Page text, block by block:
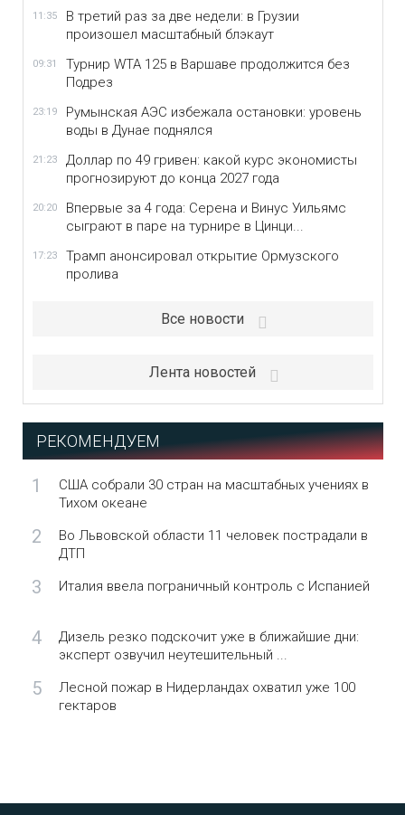
11:35
В третий раз за две недели: в Грузии
произошел масштабный блэкаут
09:31
Турнир WTA 125 в Варшаве продолжится без
Подрез
23:19
Румынская АЭС избежала остановки: уровень
воды в Дунае поднялся
21:23
Доллар по 49 гривен: какой курс экономисты
прогнозируют до конца 2027 года
20:20
Впервые за 4 года: Серена и Винус Уильямс
сыграют в паре на турнире в Цинци...
17:23
Трамп анонсировал открытие Ормузского
пролива
Все новости
Лента новостей
РЕКОМЕНДУЕМ
1
США собрали 30 стран на масштабных учениях в
Тихом океане
2
Во Львовской области 11 человек пострадали в
ДТП
3 Италия ввела пограничный контроль с Испанией
4
Дизель резко подскочит уже в ближайшие дни:
эксперт озвучил неутешительный ...
5
Лесной пожар в Нидерландах охватил уже 100
гектаров